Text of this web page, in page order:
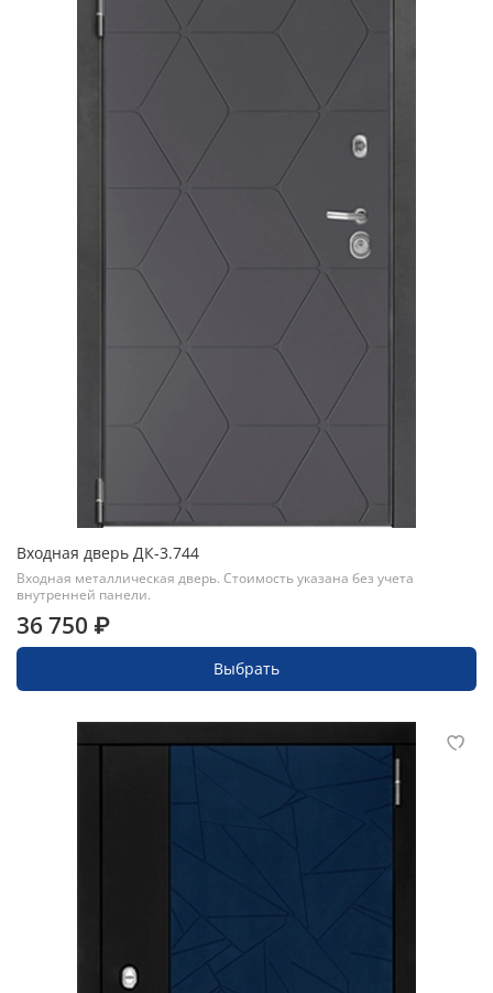
Входная дверь ДК-3.744
Входная металлическая дверь. Стоимость указана без учета
внутренней панели.
36 750 ₽
Выбрать